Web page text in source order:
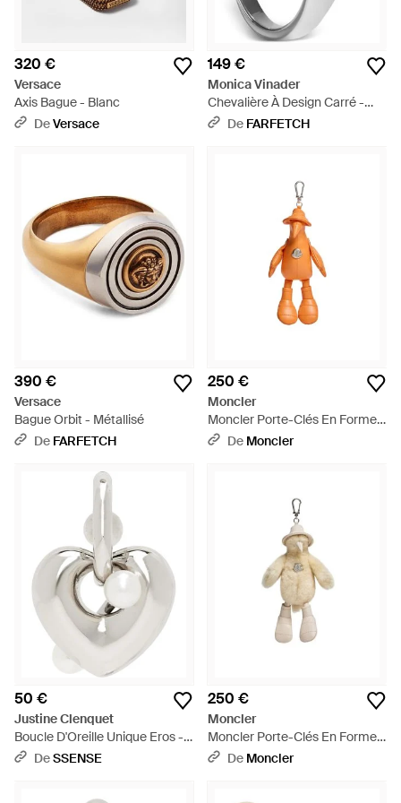
320 €
Versace
Axis Bague - Blanc
DeVersace
149 €
Monica Vinader
Chevalière À Design Carré -
GrisDe FARFETCH
390 €
Versace
Bague Orbit - Métallisé
De FARFETCH
250 €
Moncler
Moncler Porte-Clés En Forme
De Canard, Homme, Taille -
De Moncler
50 €
Justine Clenquet
Boucle D'Oreille Unique Eros -
Métallisé
DeSSENSE
250 €
Moncler
Moncler Porte-Clés En Forme
De Canard, Homme, Taille -
De Moncler